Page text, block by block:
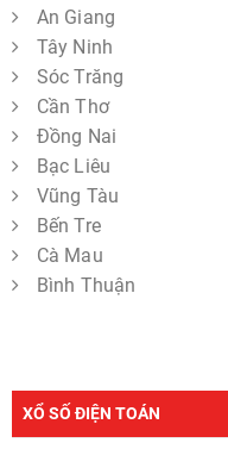
An Giang
Tây Ninh
Sóc Trăng
Cần Thơ
Đồng Nai
Bạc Liêu
Vũng Tàu
Bến Tre
Cà Mau
Bình Thuận
XỔ SỐ ĐIỆN TOÁN